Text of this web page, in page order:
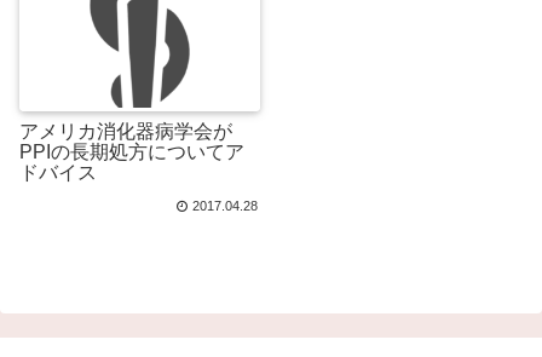
アメリカ消化器病学会が
PPIの長期処方についてア
ドバイス
2017.04.28